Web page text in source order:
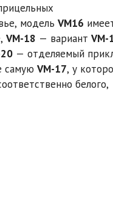
модель VM16
VM-18 — вариант VM-
— отделяемый
самую VM-17, у
белого,